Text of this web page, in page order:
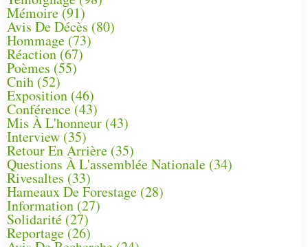
Mémoire (91)
Avis De Décès (80)
Hommage (73)
Réaction(67)
Poèmes (55)
Cnih (52)
Exposition (46)
Conférence(43)
Mis À L'honneur (43)
Interview (35)
Retour En Arrière (35)
Questions À L'assemblée Nationale (34)
Rivesaltes (33)
Hameaux De Forestage (28)
Information (27)
Solidarité (27)
Reportage (26)